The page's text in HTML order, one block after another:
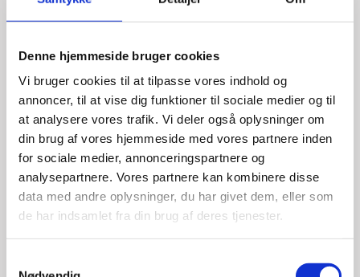
Denne hjemmeside bruger cookies
Vi bruger cookies til at tilpasse vores indhold og
annoncer, til at vise dig funktioner til sociale medier og til
at analysere vores trafik. Vi deler også oplysninger om
din brug af vores hjemmeside med vores partnere inden
for sociale medier, annonceringspartnere og
analysepartnere. Vores partnere kan kombinere disse
data med andre oplysninger, du har givet dem, eller som
de har indsamlet fra din brug af deres tjenester.